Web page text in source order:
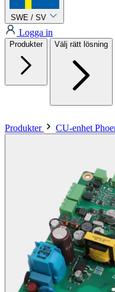
SWE / SV
Logga in
Produkter Välj rätt lösning
Produkter CU-enhet